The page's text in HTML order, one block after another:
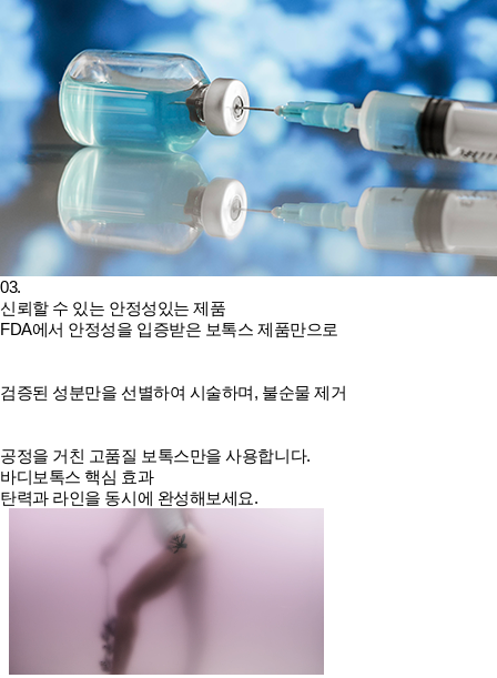
03.
신뢰할 수 있는 안정성있는 제품
FDA에서 안정성을 입증받은 보톡스 제품만으로
검증된 성분만을 선별하여 시술하며, 불순물 제거
공정을 거친 고품질 보톡스만을 사용합니다.
바디보톡스 핵심 효과
탄력과 라인을 동시에 완성해보세요.